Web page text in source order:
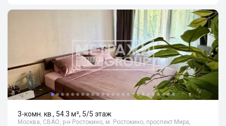
3-комн. кв., 54.3 м², 5/5 этаж
Москва, СВАО, р-н Ростокино, м. Ростокино, проспект Мира,